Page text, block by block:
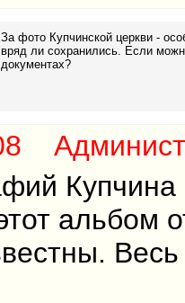
За фото Купчинской церкви -
вряд ли сохранились. Если
документах?
альбом